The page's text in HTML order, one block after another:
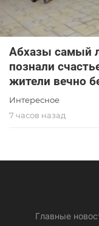
Абхазы самый
познали
жители вечно
Интересное
7 часов назад
Главные